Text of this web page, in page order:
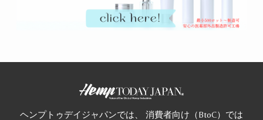
ヘンプトゥデイジャパンでは、 消費者向け（BtoC）では